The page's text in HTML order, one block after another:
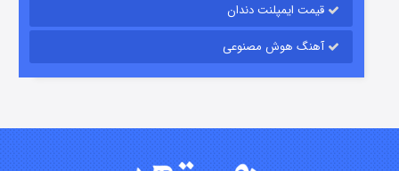
قسمت۲ (دوبله) منتشر شد
قیمت ایمپلنت دندان
آهنگ هوش مصنوعی